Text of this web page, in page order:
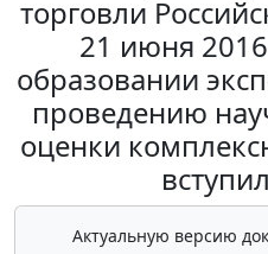
торговли
21 июня
образовании
проведению
оценки
Актуальную версию